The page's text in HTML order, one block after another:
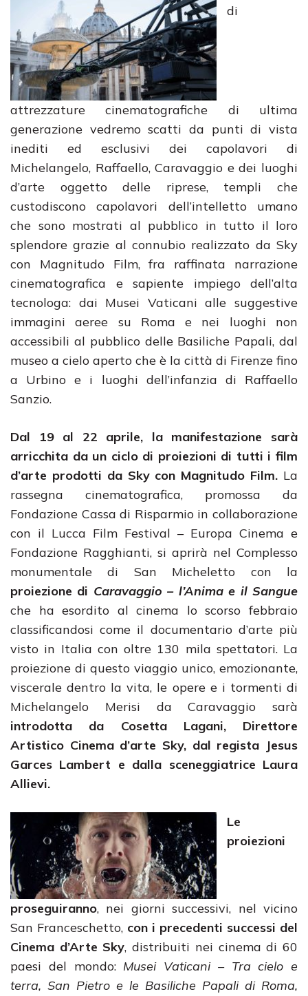
di
attrezzature cinematografiche di ultima
generazione vedremo scatti da punti di vista
inediti ed esclusivi dei capolavori di
Michelangelo, Raffaello, Caravaggio e dei luoghi
d’arte oggetto delle riprese, templi che
custodiscono capolavori dell’intelletto umano
che sono mostrati al pubblico in tutto il loro
splendore grazie al connubio realizzato da Sky
con Magnitudo Film, fra raffinata narrazione
cinematografica e sapiente impiego dell’alta
tecnologa: dai Musei Vaticani alle suggestive
immagini aeree su Roma e nei luoghi non
accessibili al pubblico delle Basiliche Papali, dal
museo a cielo aperto che è la città di Firenze fino
a Urbino e i luoghi dell’infanzia di Raffaello
Sanzio.
Dal 19 al 22 aprile, la manifestazione sarà
arricchita da un ciclo di proiezioni di tutti i film
d’arte prodotti da Sky con Magnitudo Film. La
rassegna cinematografica, promossa da
Fondazione Cassa di Risparmio in collaborazione
con il Lucca Film Festival – Europa Cinema e
Fondazione Ragghianti, si aprirà nel Complesso
monumentale di San Micheletto con la
proiezione di Caravaggio – l’Anima e il Sangue
che ha esordito al cinema lo scorso febbraio
classificandosi come il documentario d’arte più
visto in Italia con oltre 130 mila spettatori. La
proiezione di questo viaggio unico, emozionante,
viscerale dentro la vita, le opere e i tormenti di
Michelangelo Merisi da Caravaggio sarà
introdotta da Cosetta Lagani, Direttore
Artistico Cinema d’arte Sky, dal regista Jesus
Garces Lambert e dalla sceneggiatrice Laura
Allievi.
Le
proiezioni
proseguiranno, nei giorni successivi, nel vicino
San Franceschetto, con i precedenti successi del
Cinema d’Arte Sky, distribuiti nei cinema di 60
paesi del mondo: Musei Vaticani – Tra cielo e
terra, San Pietro e le Basiliche Papali di Roma,